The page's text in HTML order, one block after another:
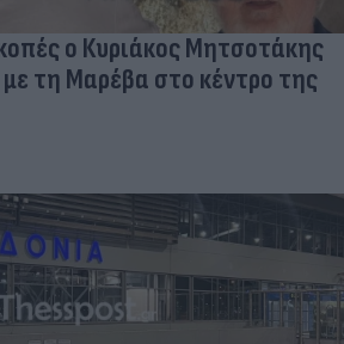
ο Κυριάκος Μητσοτάκης
τη Μαρέβα στο κέντρο της